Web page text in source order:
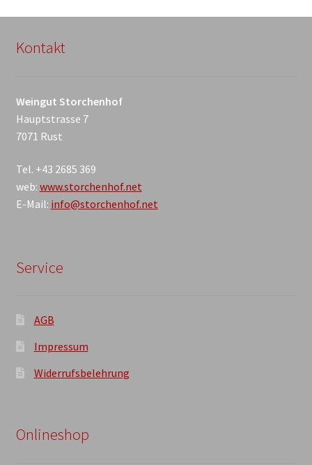
Kontakt
Weingut Storchenhof
Hauptstrasse 7
7071 Rust
Tel. +43 2685 369
web: www.storchenhof.net
E-Mail: info@storchenhof.net
Service
AGB
Impressum
Widerrufsbelehrung
Onlineshop